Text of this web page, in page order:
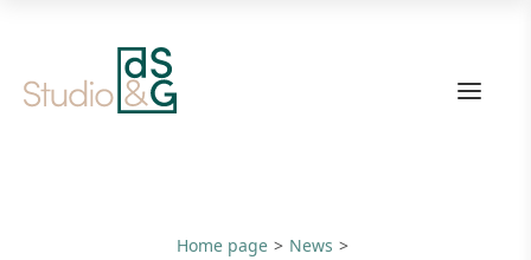
home
page
Home page News